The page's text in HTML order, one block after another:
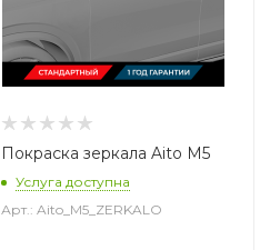
Покраска зеркала Aito M5
Услуга доступна
Арт.: Aito_M5_ZERKALO